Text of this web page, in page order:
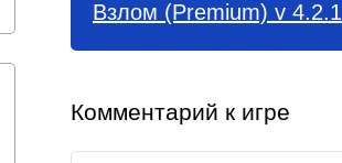
Взлом (Premium) v 4.2.1
Комментарий к игре